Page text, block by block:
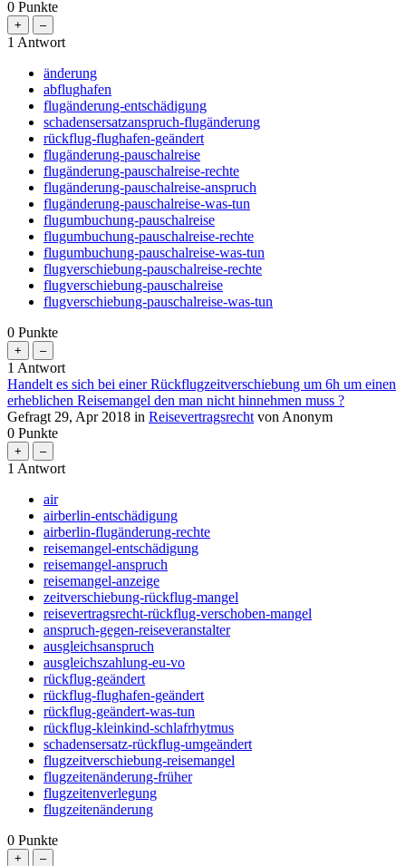
0 Punkte
1 Antwort
änderung
abflughafen
flugänderung-entschädigung
schadensersatzanspruch-flugänderung
rückflug-flughafen-geändert
flugänderung-pauschalreise
flugänderung-pauschalreise-rechte
flugänderung-pauschalreise-anspruch
flugänderung-pauschalreise-was-tun
flugumbuchung-pauschalreise
flugumbuchung-pauschalreise-rechte
flugumbuchung-pauschalreise-was-tun
flugverschiebung-pauschalreise-rechte
flugverschiebung-pauschalreise
flugverschiebung-pauschalreise-was-tun
0 Punkte
1 Antwort
Handelt es sich bei einer Rückflugzeitverschiebung um 6h um einen
erheblichen Reisemangel den man nicht hinnehmen muss ?
Gefragt 29, Apr 2018 in Reisevertragsrecht von Anonym
0 Punkte
1 Antwort
air
airberlin-entschädigung
airberlin-flugänderung-rechte
reisemangel-entschädigung
reisemangel-anspruch
reisemangel-anzeige
zeitverschiebung-rückflug-mangel
reisevertragsrecht-rückflug-verschoben-mangel
anspruch-gegen-reiseveranstalter
ausgleichsanspruch
ausgleichszahlung-eu-vo
rückflug-geändert
rückflug-flughafen-geändert
rückflug-geändert-was-tun
rückflug-kleinkind-schlafrhytmus
schadensersatz-rückflug-umgeändert
flugzeitverschiebung-reisemangel
flugzeitenänderung-früher
flugzeitenverlegung
flugzeitenänderung
0 Punkte